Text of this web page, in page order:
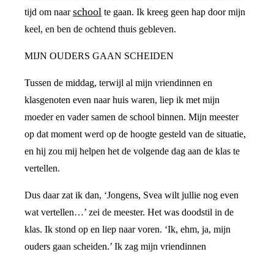
tijd om naarschool te gaan. Ik kreeg geen hap door mijn
keel, en ben de ochtend thuis gebleven.
MIJN OUDERS GAAN SCHEIDEN
Tussen de middag, terwijl al mijn vriendinnen en
klasgenoten even naar huis waren, liep ik met mijn
moeder en vader samen de school binnen. Mijn meester
op dat moment werd op de hoogte gesteld van de situatie,
en hij zou mij helpen het de volgende dag aan de klas te
vertellen.
Dus daar zat ik dan, ‘Jongens, Svea wilt jullie nog even
wat vertellen…’ zei de meester. Het was doodstil in de
klas. Ik stond op en liep naar voren. ‘Ik, ehm, ja, mijn
ouders gaan scheiden.’ Ik zag mijn vriendinnen